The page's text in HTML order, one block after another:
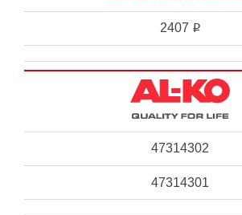
2407 i
47314302
47314301